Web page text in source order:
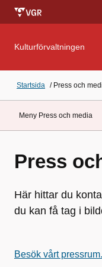
Kulturförvaltningen
Startsida / Press och
Meny Press och media
Press
Här hittar du
du kan få tag i
Besök vårt pressrum.